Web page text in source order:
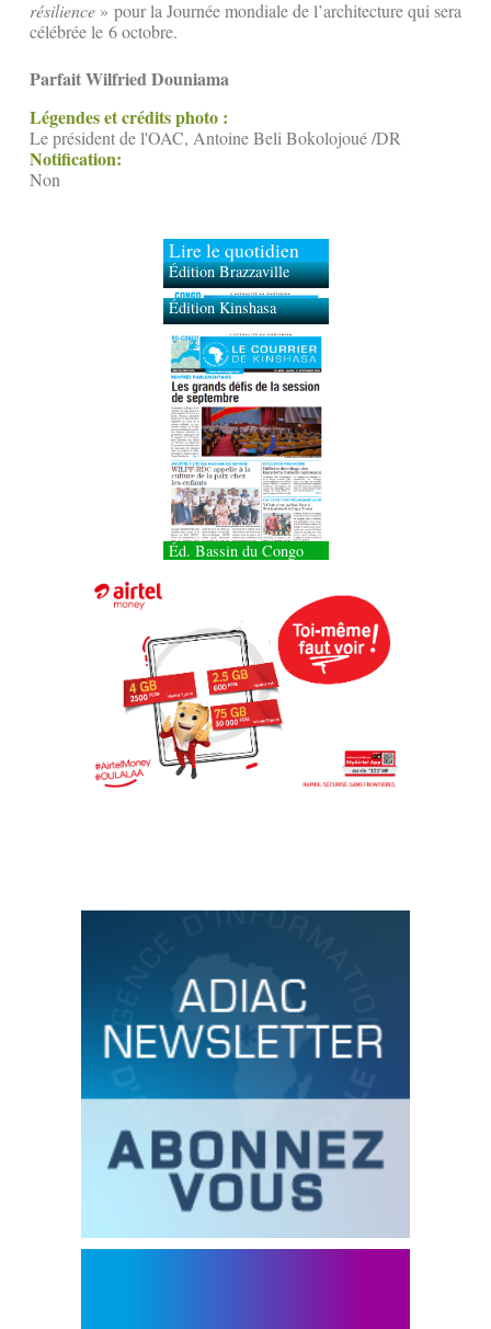
résilience » pour la Journée mondiale de l’architecture qui sera
célébrée le 6 octobre.
Parfait Wilfried Douniama
Légendes et crédits photo :
Le président de l'OAC, Antoine Beli Bokolojoué /DR
Notification:
Non
Lire le quotidien
Édition Brazzaville
Édition Kinshasa
Éd. Bassin du Congo